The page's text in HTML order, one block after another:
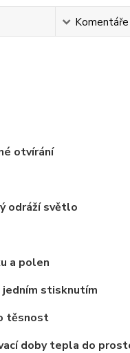
Komentáře
otvírání
odráží světlo
a polen
jedním stisknutím
těsnost
doby tepla do